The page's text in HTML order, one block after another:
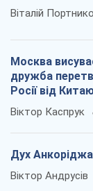
Віталій
Москва
дружба
Росії від
Віктор Каспрук
Дух
Віктор Андрусів